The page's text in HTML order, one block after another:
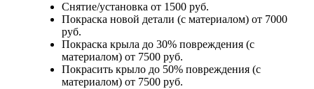
Снятие/установка от 1500 руб.
Покраска новой детали (с материалом) от 7000
руб.
Покраска крыла до 30% повреждения (с
материалом) от 7500 руб.
Покрасить крыло до 50% повреждения (с
материалом) от 7500 руб.